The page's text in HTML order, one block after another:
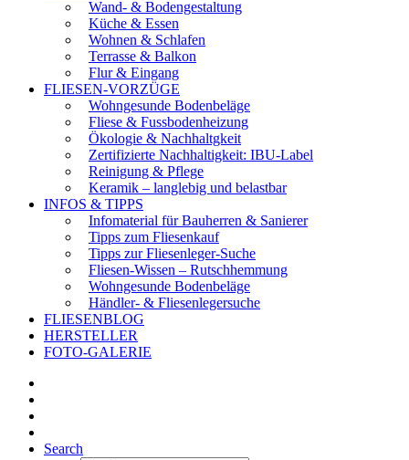
Wand- & Bodengestaltung
Küche & Essen
Wohnen & Schlafen
Terrasse & Balkon
Flur & Eingang
FLIESEN-VORZÜGE
Wohngesunde Bodenbeläge
Fliese & Fussbodenheizung
Ökologie & Nachhaltgkeit
Zertifizierte Nachhaltigkeit: IBU-Label
Reinigung & Pflege
Keramik – langlebig und belastbar
INFOS & TIPPS
Infomaterial für Bauherren & Sanierer
Tipps zum Fliesenkauf
Tipps zur Fliesenleger-Suche
Fliesen-Wissen – Rutschhemmung
Wohngesunde Bodenbeläge
Händler- & Fliesenlegersuche
FLIESENBLOG
HERSTELLER
FOTO-GALERIE
Search